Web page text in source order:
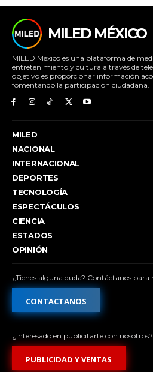
MILED MÉXICO
MILED México es una plataforma de
entretenimiento y cultura a través de
objetivo es proporcionar información
fomentando la participación ciudadana.
MILED
NACIONAL
INTERNACIONAL
DEPORTES
TECNOLOGÍA
ESPECTÁCULOS
CIENCIA
ESTADOS
OPINIÓN
¿Tienes alguna duda? Contáctanos
CONTACTANOS
¿Interesado en publicitarte con
PUBLICIDAD Y VENTAS